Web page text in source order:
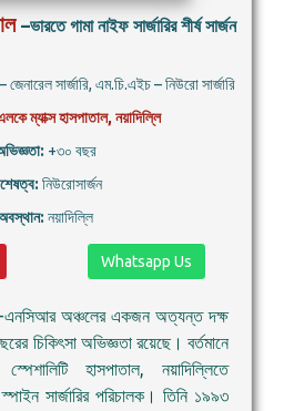
–ভারতে গামা নাইফ সার্জারির শীর্ষ সার্জন
সার্জারি, এম.চি.এইচ – নিউরো সার্জারি
ম্যাক্স হাসপাতাল, নয়াদিল্লি
+৩০ বছর
নিউরোসার্জন
নয়াদিল্লি
Whatsapp Us
এনসিআর অঞ্চলের একজন অত্যন্ত দক্ষ
চিকিৎসা অভিজ্ঞতা রয়েছে। বর্তমানে
হাসপাতাল, নয়াদিল্লিতে
সার্জারির পরিচালক। তিনি ১৯৯৩